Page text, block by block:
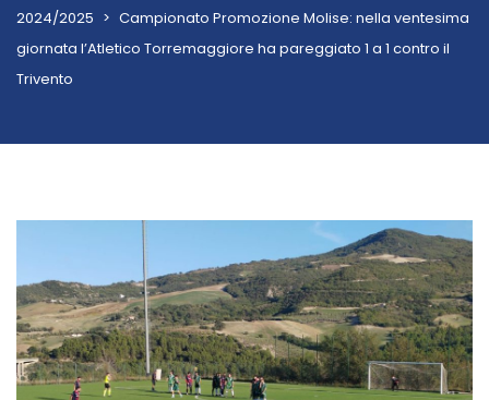
2024/2025 > Campionato Promozione Molise: nella ventesima
giornata l’Atletico Torremaggiore ha pareggiato 1 a 1 contro il
Trivento